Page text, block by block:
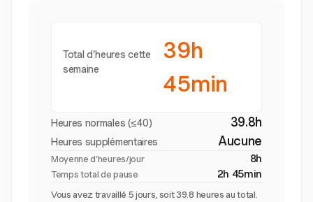
Total d’heures cette
semaine
39h
45min
Heures normales (≤40) 39.8h
Heures supplémentaires Aucune
Moyenne d’heures/jour 8h
Temps total de pause 2h 45min
Vous avez travaillé 5 jours, soit 39.8 heures au total.